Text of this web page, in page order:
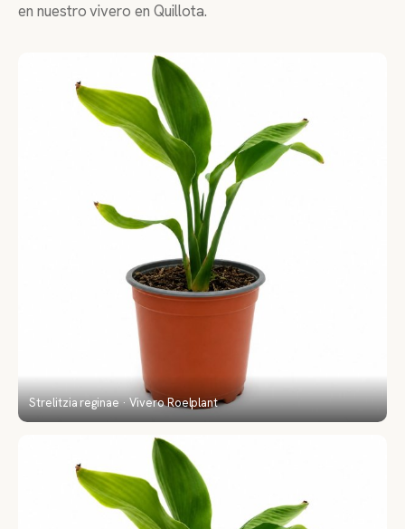
en nuestro vivero en Quillota.
Strelitzia reginae · Vivero Roelplant